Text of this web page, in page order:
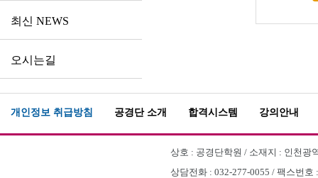
최신 NEWS
오시는길
개인정보 취급방침 공경단 소개 합격시스템 강의안내
상호 : 공경단학원 / 소재지 : 인천광
상담전화 : 032-277-0055 / 팩스번